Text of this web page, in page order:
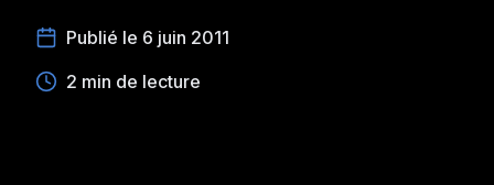
Publié le 6 juin 2011
2 min de lecture